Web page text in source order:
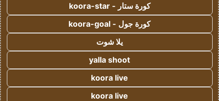
كورة ستار - koora-star
كورة جول - koora-goal
يلا شوت
yalla shoot
koora live
koora live